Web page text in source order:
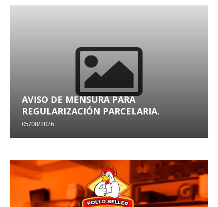
AVISO DE MENSURA PARA
REGULARIZACIÓN PARCELARIA.
05/08/2026